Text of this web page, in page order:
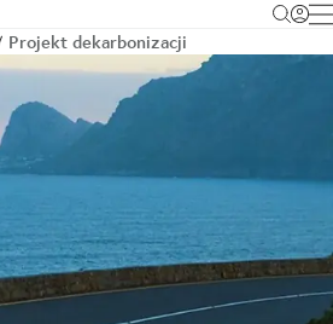
Projekt dekarbonizacji